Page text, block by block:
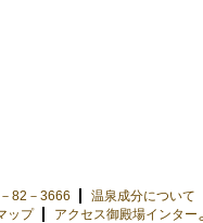
82－3666
温泉成分について
ップ
アクセス御殿場インター